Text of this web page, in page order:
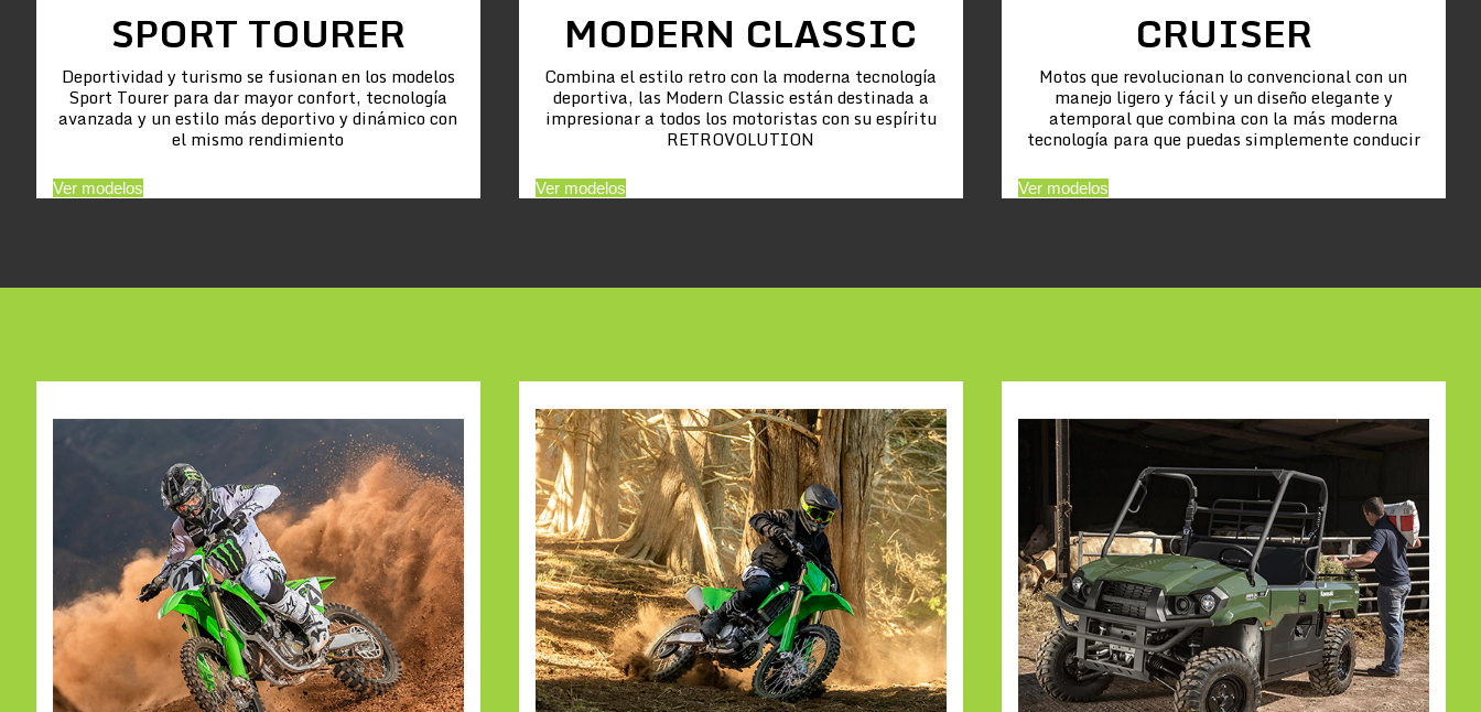
SPORT TOURER
Deportividad y turismo se fusionan en los modelos
Sport Tourer para dar mayor confort, tecnología
avanzada y un estilo más deportivo y dinámico con
el mismo rendimiento
Ver modelos
MODERN CLASSIC
Combina el estilo retro con la moderna tecnología
deportiva, las Modern Classic están destinada a
impresionar a todos los motoristas con su espíritu
RETROVOLUTION
Ver modelos
CRUISER
Motos que revolucionan lo convencional con un
manejo ligero y fácil y un diseño elegante y
atemporal que combina con la más moderna
tecnología para que puedas simplemente conducir
Ver modelos